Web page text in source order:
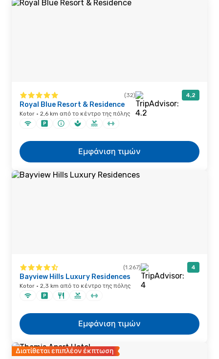
(32) 4,2
Royal Blue Resort & Residence
Kotor · 2,6 km από το κέντρο της πόλης
Εμφάνιση τιμών
(1.267) 4
Bayview Hills Luxury Residences
Kotor · 2,3 km από το κέντρο της πόλης
Εμφάνιση τιμών
Διατίθεται επιπλέον έκπτωση